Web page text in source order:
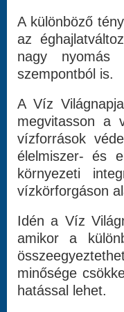
A különböző
az
nagy nyomás
szempontból is.
A Víz
megvitasson a
vízforrások
élelmiszer- és
környezeti
vízkörforgáson
Idén a Víz
amikor a
minősége
hatással lehet.